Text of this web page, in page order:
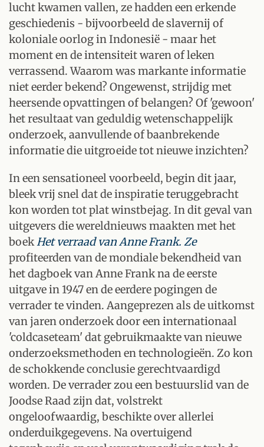
lucht kwamen vallen, ze hadden een erkende
geschiedenis - bijvoorbeeld de slavernij of
koloniale oorlog in Indonesië - maar het
moment en de intensiteit waren of leken
verrassend. Waarom was markante informatie
niet eerder bekend? Ongewenst, strijdig met
heersende opvattingen of belangen? Of 'gewoon'
het resultaat van geduldig wetenschappelijk
onderzoek, aanvullende of baanbrekende
informatie die uitgroeide tot nieuwe inzichten?
In een sensationeel voorbeeld, begin dit jaar,
bleek vrij snel dat de inspiratie teruggebracht
kon worden tot plat winstbejag. In dit geval van
uitgevers die wereldnieuws maakten met het
boekHet verraad van Anne Frank. Ze
profiteerden van de mondiale bekendheid van
het dagboek van Anne Frank na de eerste
uitgave in 1947 en de eerdere pogingen de
verrader te vinden. Aangeprezen als de uitkomst
van jaren onderzoek door een internationaal
'coldcaseteam' dat gebruikmaakte van nieuwe
onderzoeksmethoden en technologieën. Zo kon
de schokkende conclusie gerechtvaardigd
worden. De verrader zou een bestuurslid van de
Joodse Raad zijn dat, volstrekt
ongeloofwaardig, beschikte over allerlei
onderduikgegevens. Na overtuigend